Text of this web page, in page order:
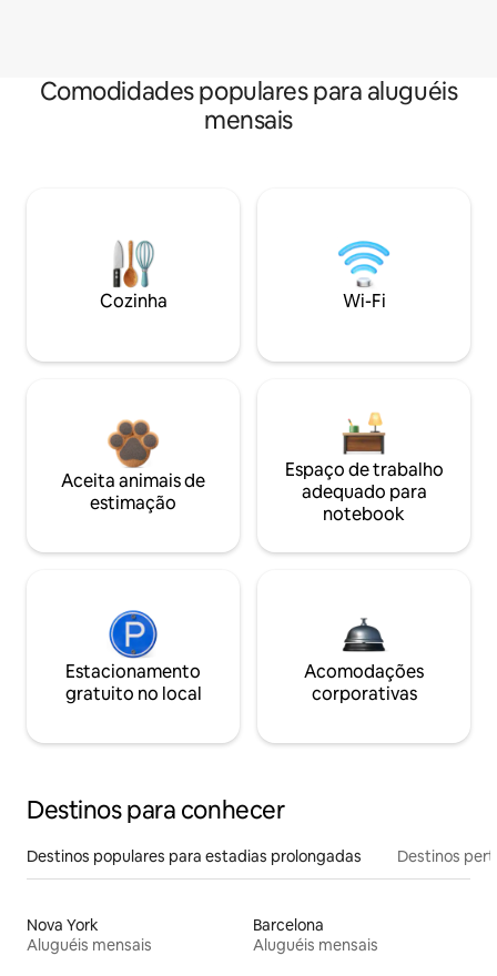
Comodidades populares para aluguéis
mensais
Cozinha Wi-Fi
Aceita animais de
estimação
Espaço de trabalho
adequado para
notebook
Estacionamento
gratuito no local
Acomodações
corporativas
Destinos para conhecer
Destinos populares para estadias prolongadas Destinos
Nova York
Aluguéis mensais
Barcelona
Aluguéis mensais